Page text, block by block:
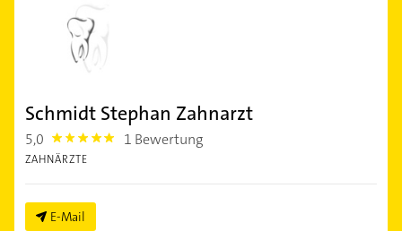
Schmidt Stephan Zahnarzt
5,0 5.0 1 Bewertung
ZAHNÄRZTE
E-Mail